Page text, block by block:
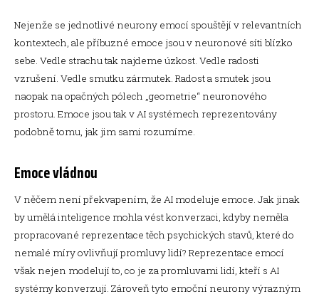
Nejenže se jednotlivé neurony emocí spouštějí v relevantních
kontextech, ale příbuzné emoce jsou v neuronové síti blízko
sebe. Vedle strachu tak najdeme úzkost. Vedle radosti
vzrušení. Vedle smutku zármutek. Radost a smutek jsou
naopak na opačných pólech „geometrie“ neuronového
prostoru. Emoce jsou tak v AI systémech reprezentovány
podobně tomu, jak jim sami rozumíme.
Emoce vládnou
V něčem není překvapením, že AI modeluje emoce. Jak jinak
by umělá inteligence mohla vést konverzaci, kdyby neměla
propracované reprezentace těch psychických stavů, které do
nemalé míry ovlivňují promluvy lidí? Reprezentace emocí
však nejen modelují to, co je za promluvami lidí, kteří s AI
systémy konverzují. Zároveň tyto emoční neurony výrazným